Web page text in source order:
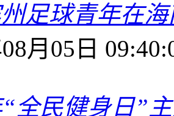
足球青年在
月05日
全民健身日”